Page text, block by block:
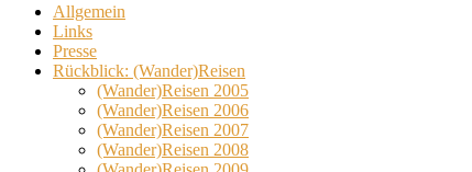
Allgemein
Links
Presse
Rückblick: (Wander)Reisen
(Wander)Reisen 2005
(Wander)Reisen 2006
(Wander)Reisen 2007
(Wander)Reisen 2008